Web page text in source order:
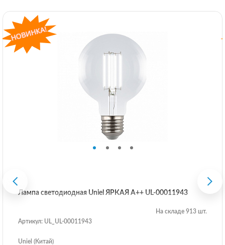
Лампа светодиодная Uniel ЯРКАЯ A++ UL-00011943
На складе 913 шт.
Артикул: UL_UL-00011943
Uniel (Китай)